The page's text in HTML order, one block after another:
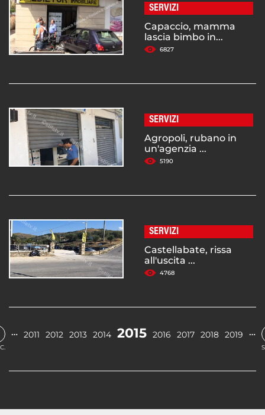
SERVIZI
Capaccio, mamma
lascia bimbo in...
6827
SERVIZI
Agropoli, rubano in
un'agenzia ...
5190
SERVIZI
Castellabate, rissa
all'uscita ...
4768
… 2011 2012 2013 2014 2015 2016 2017 2018 2019 …